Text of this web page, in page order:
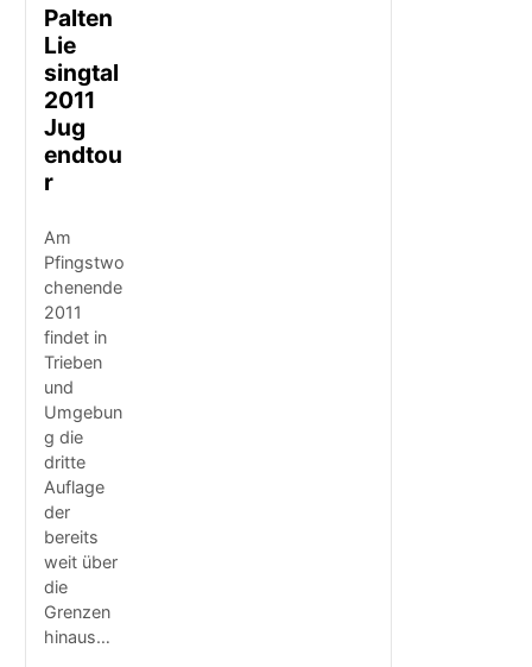
Palten
Lie​
singtal
2011
Jug​
endtou
r
Am
Pfingstwo
chenende
2011
findet in
Trieben
und
Umgebun
g die
dritte
Auflage
der
bereits
weit über
die
Grenzen
hinaus…